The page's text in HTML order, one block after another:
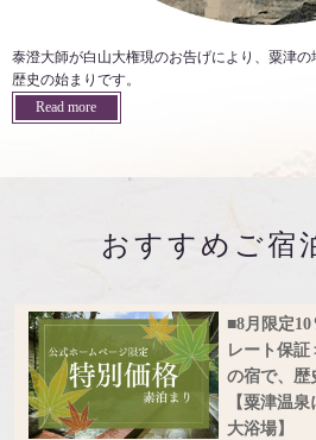
泰澄大師が白山大権現のお告げにより、粟津
歴史の始まりです。
Read more
おすすめご宿
■8月限定
レート保
の宿で、歴
【粟津温
大浴場】